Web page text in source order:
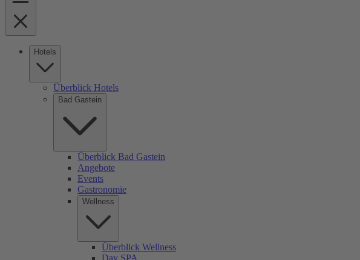
Hotels
Überblick Hotels
Bad Gastein
Überblick Bad Gastein
Angebote
Events
Gastronomie
Wellness
Überblick Wellness
Day SPA